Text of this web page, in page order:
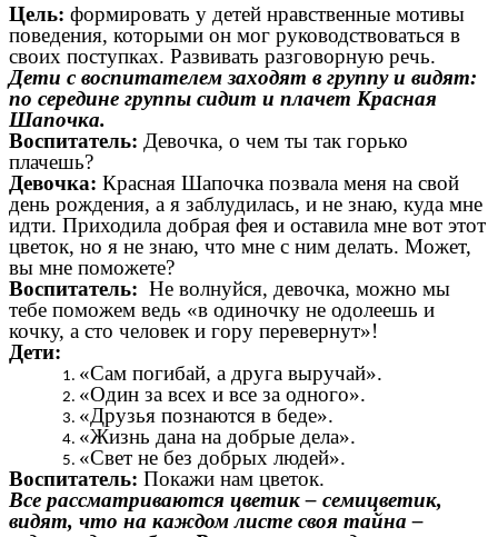
Цель: формировать у детей нравственные мотивы
поведения, которыми он мог руководствоваться в
своих поступках. Развивать разговорную речь.
Дети с воспитателем заходят в группу и видят:
по середине группы сидит и плачет Красная
Шапочка.
Воспитатель: Девочка, о чем ты так горько
плачешь?
Девочка: Красная Шапочка позвала меня на свой
день рождения, а я заблудилась, и не знаю, куда мне
идти. Приходила добрая фея и оставила мне вот этот
цветок, но я не знаю, что мне с ним делать. Может,
вы мне поможете?
Воспитатель: Не волнуйся, девочка, можно мы
тебе поможем ведь «в одиночку не одолеешь и
кочку, а сто человек и гору перевернут»!
Дети:
«Сам погибай, а друга выручай».
«Один за всех и все за одного».
«Друзья познаются в беде».
«Жизнь дана на добрые дела».
«Свет не без добрых людей».
Воспитатель: Покажи нам цветок.
Все рассматриваются цветик – семицветик,
видят, что на каждом листе своя тайна –